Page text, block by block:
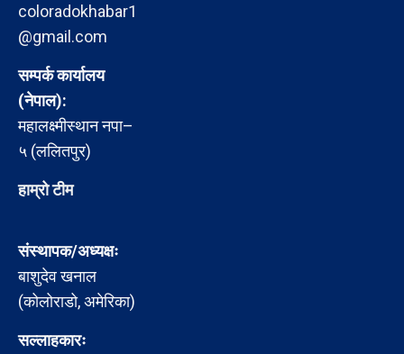
coloradokhabar1
@gmail.com
सम्पर्क कार्यालय
(नेपाल):
महालक्ष्मीस्थान नपा–
५ (ललितपुर)
हाम्रो टीम
संस्थापक/अध्यक्षः
बाशुदेव खनाल
(कोलोराडो, अमेरिका)
सल्लाहकारः